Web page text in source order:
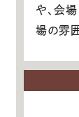
や、会
場の雰